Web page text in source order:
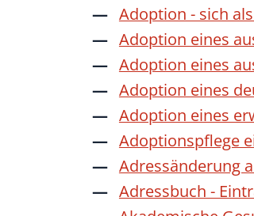
Adoption - sich
Adoption eines
Adoption eines
Adoption eines
Adoption eines
Adoptionspflege
Adressänderung
Adressbuch -